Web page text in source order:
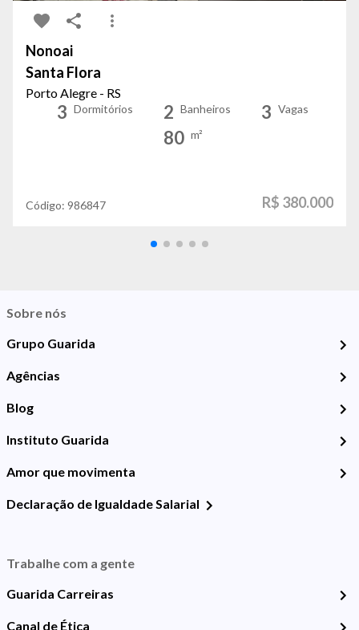
Nonoai
Santa Flora
Porto Alegre - RS
3 Dormitórios 2 Banheiros 3 Vagas
80 m²
Código: 986847 R$ 380.000
Sobre nós
Grupo Guarida
Agências
Blog
Instituto Guarida
Amor que movimenta
Declaração de Igualdade Salarial
Trabalhe com a gente
Guarida Carreiras
Canal de Ética